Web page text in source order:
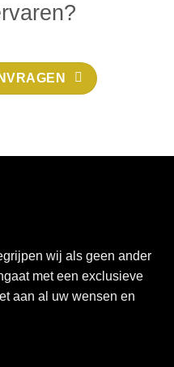
wij als geen ander
met een exclusieve
aan al uw wensen en